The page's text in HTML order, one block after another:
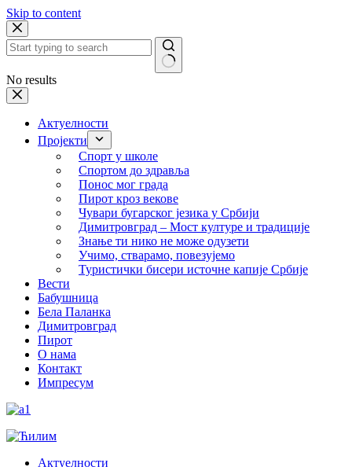
Skip to content
No results
Актуелности
Пројекти
Спорт у школе
Спортом до здравља
Понос мог града
Пирот кроз векове
Чувари бугарског језика у Србији
Димитровград – Мост културе и традиције
Знање ти нико не може одузети
Учимо, стварамо, повезујемо
Туристички бисери источне капије Србије
Вести
Бабушница
Бела Паланка
Димитровград
Пирот
О нама
Контакт
Импресум
Актуелности